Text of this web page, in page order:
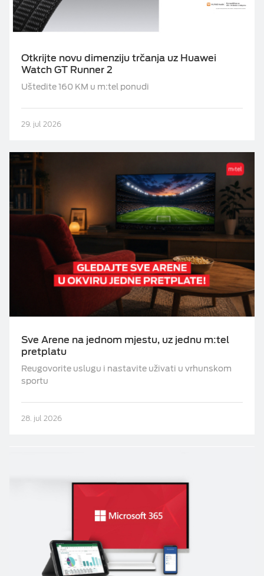
Otkrijte novu dimenziju trčanja uz Huawei
Watch GT Runner 2
Uštedite 160 KM u m:tel ponudi
29. jul 2026
Sve Arene na jednom mjestu, uz jednu m:tel
pretplatu
Reugovorite uslugu i nastavite uživati u vrhunskom
sportu
28. jul 2026